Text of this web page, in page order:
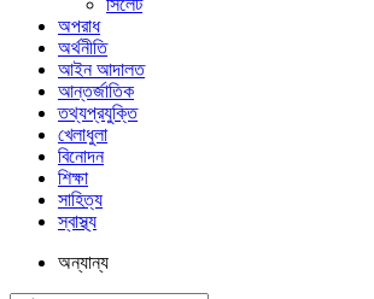
সিলেট
অপরাধ
অর্থনীতি
আইন আদালত
আন্তর্জাতিক
তথ্যপ্রযুক্তি
খেলাধুলা
বিনোদন
শিক্ষা
সাহিত্য
স্বাস্থ্য
অন্যান্য